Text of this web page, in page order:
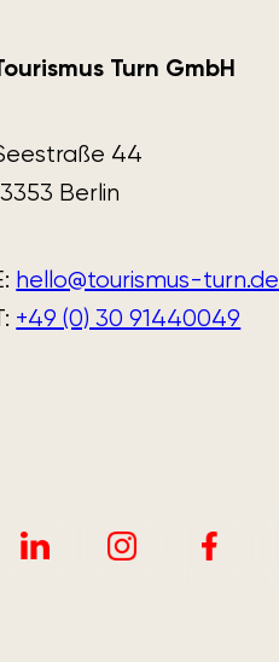
Turn GmbH
44
Berlin
hello@tourismus-turn.de
+49 (0) 30 91440049